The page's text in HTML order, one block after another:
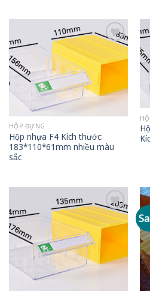
Add to
wishlist
HỘP ĐỰNG
Hộp nhựa F4 Kích thước:
183*110*61mm nhiều màu
sắc
Add to
wishlist